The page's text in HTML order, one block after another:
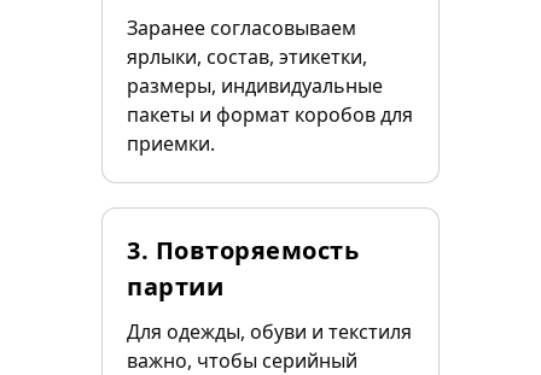
Заранее согласовываем
ярлыки, состав, этикетки,
размеры, индивидуальные
пакеты и формат коробов для
приемки.
3. Повторяемость
партии
Для одежды, обуви и текстиля
важно, чтобы серийный